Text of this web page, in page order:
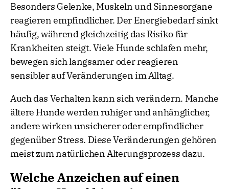
Besonders Gelenke, Muskeln und Sinnesorgane
reagieren empfindlicher. Der Energiebedarf sinkt
häufig, während gleichzeitig das Risiko für
Krankheiten steigt. Viele Hunde schlafen mehr,
bewegen sich langsamer oder reagieren
sensibler auf Veränderungen im Alltag.
Auch das Verhalten kann sich verändern. Manche
ältere Hunde werden ruhiger und anhänglicher,
andere wirken unsicherer oder empfindlicher
gegenüber Stress. Diese Veränderungen gehören
meist zum natürlichen Alterungsprozess dazu.
Welche Anzeichen auf einen